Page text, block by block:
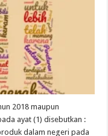
2018 maupun
ayat (1) disebutkan :
dalam negeri pada